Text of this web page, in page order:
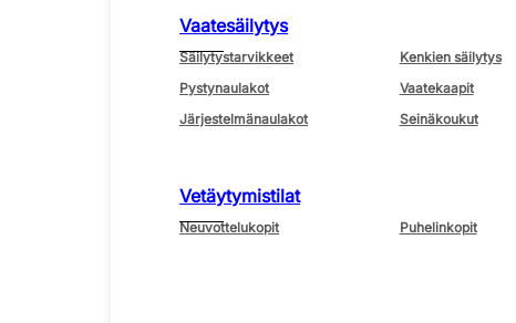
Vaatesäilytys
Säilytystarvikkeet Kenkien säilytys
Pystynaulakot
Vaatekaapit
Järjestelmänaulakot
Seinäkoukut
Vetäytymistilat
Neuvottelukopit Puhelinkopit